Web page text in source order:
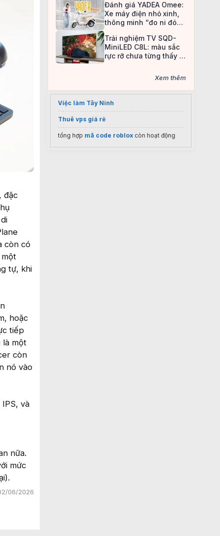
đặc
còn có
tự, khi
hoặc
tiếp
là một
còn
nó vào
và
nữa.
mức
06/2026
Đánh giá YADEA Omee:
Xe máy điện nhỏ xinh,
thông minh “đo ni đóng
Trải nghiệm TV SQD-
MiniLED C8L: màu sắc
rực rỡ chưa từng thấy ở
Xem thêm
Việc làm Tây Ninh
Thuê vps giá rẻ
tổng hợp mã code roblox còn hoạt động